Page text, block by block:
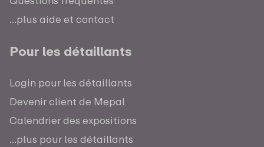
...plus aide et contact
Pour les détaillants
Login pour les détaillants
Devenir client de Mepal
Calendrier des expositions
...plus pour les détaillants